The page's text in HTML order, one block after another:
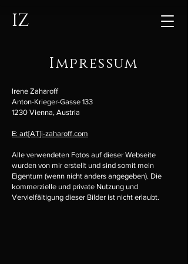
IZ
Impressum
Irene Zaharoff
Anton-Krieger-Gasse 133
1230 Vienna, Austria
E: art[AT]i-zaharoff.com
Alle verwendeten Fotos auf dieser Webseite
wurden von mir erstellt und sind somit mein
Eigentum (wenn nicht anders angegeben). Die
kommerzielle und private Nutzung und
Vervielfältigung dieser Bilder ist nicht erlaubt.